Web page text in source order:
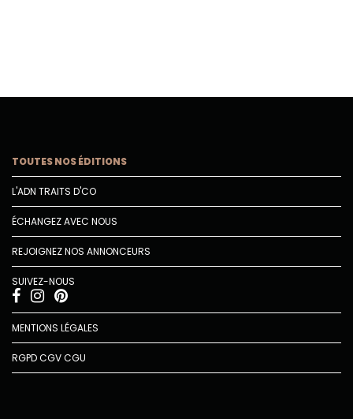
TOUTES NOS ÉDITIONS
L'ADN TRAITS D'CO
ÉCHANGEZ AVEC NOUS
REJOIGNEZ NOS ANNONCEURS
SUIVEZ-NOUS
MENTIONS LÉGALES
RGPDCGVCGU